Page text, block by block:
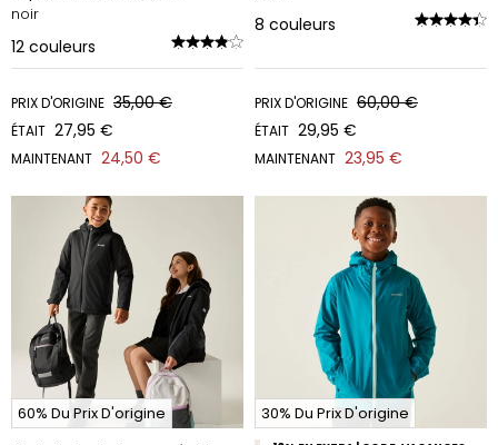
noir
12 couleurs
PRIX D'ORIGINE 35,00 €
ÉTAIT 27,95 €
MAINTENANT 24,50 €
8 couleurs
PRIX D'ORIGINE 60,00 €
ÉTAIT 29,95 €
MAINTENANT 23,95 €
60% Du Prix D'origine
30% Du Prix D'origine